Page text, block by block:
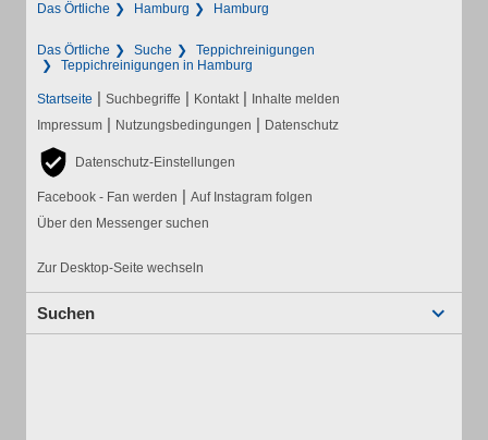
Das Örtliche Hamburg Hamburg
Das Örtliche Suche
Teppichreinigungen
Teppichreinigungen in Hamburg
Startseite | Suchbegriffe | Kontakt | Inhalte melden
Impressum | Nutzungsbedingungen | Datenschutz
Datenschutz-Einstellungen
Facebook - Fan werden | Auf Instagram folgen
Über den Messenger suchen
Zur Desktop-Seite wechseln
Suchen